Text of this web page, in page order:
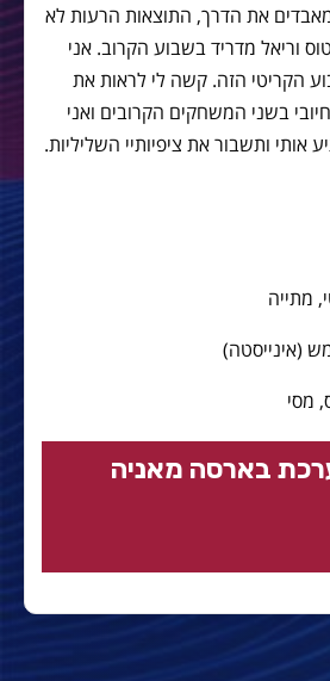
את הדרך, התוצאות הרעות לא
וריאל מדריד בשבוע הקרוב. אני
הקריטי הזה. קשה לי לראות את
בשני המשחקים הקרובים ואני
ותשבור את ציפיותיי השליליות.
מתייה
(אינייסטה)
מסי
בארסה מאניה